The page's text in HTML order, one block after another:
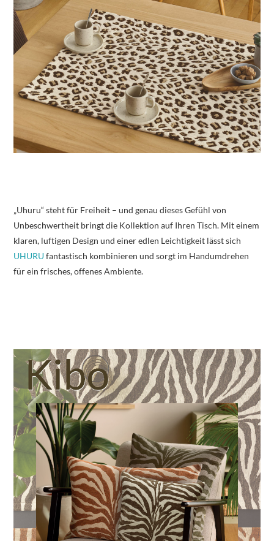
„Uhuru“ steht für Freiheit – und genau dieses Gefühl von
Unbeschwertheit bringt die Kollektion auf Ihren Tisch. Mit einem
klaren, luftigen Design und einer edlen Leichtigkeit lässt sich
UHURUfantastisch kombinieren und sorgt im Handumdrehen
für ein frisches, offenes Ambiente.